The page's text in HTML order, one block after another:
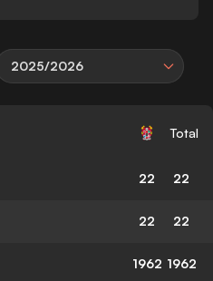
2025/2026
Total
22 22
22 22
1962 1962